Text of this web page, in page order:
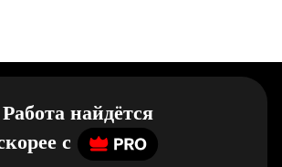
Работа найдётся
c